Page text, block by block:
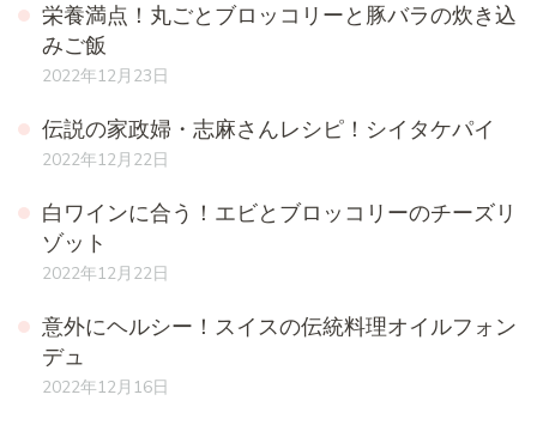
栄養満点！丸ごとブロッコリーと豚バラの炊き込
みご飯
2022年12月23日
伝説の家政婦・志麻さんレシピ！シイタケパイ
2022年12月22日
白ワインに合う！エビとブロッコリーのチーズリ
ゾット
2022年12月22日
意外にヘルシー！スイスの伝統料理オイルフォン
デュ
2022年12月16日